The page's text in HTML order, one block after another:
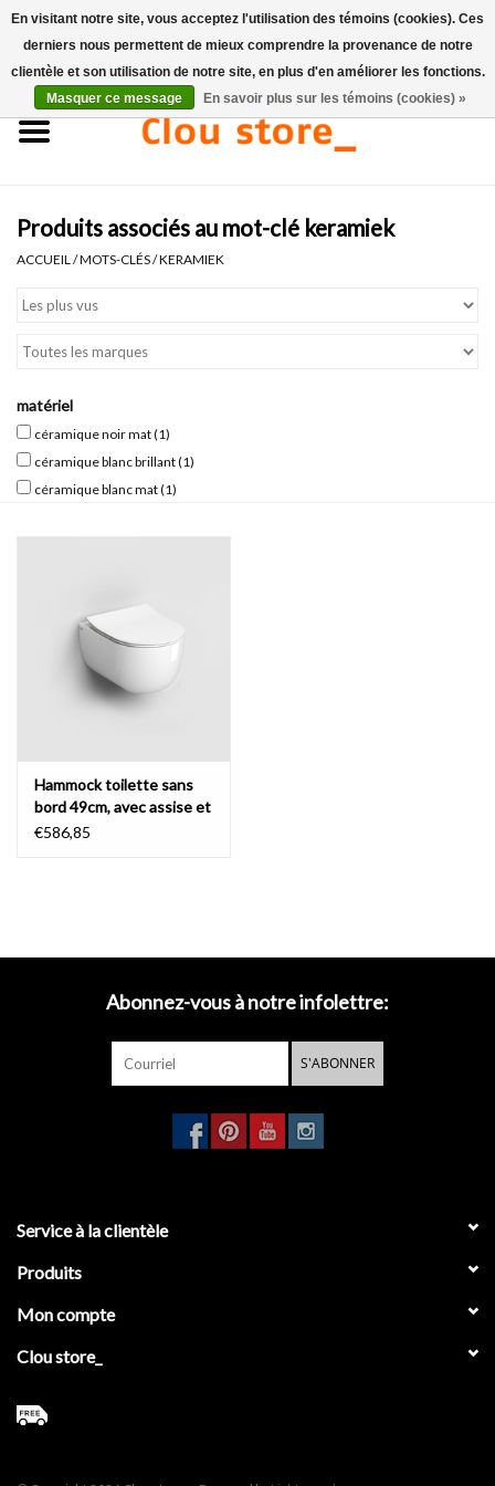
Accueil
Ensembles de lave-mains
Toilettes
Robinets & vidanges
Meubles
Miroirs
pièce de rechange
Produits associés au mot-clé keramiek
ACCUEIL /MOTS-CLÉS/KERAMIEK
matériel
céramique noir mat(1)
céramique blanc brillant(1)
céramique blanc mat(1)
Hammock toilette sans
bord 49cm, avec assise et
abattant fin
€586,85
Abonnez-vous à notre infolettre:
S'ABONNER
Service à la clientèle
Produits
Mon compte
Clou store_
En visitant notre site, vous acceptez l'utilisation des témoins (cookies). Ces
derniers nous permettent de mieux comprendre la provenance de notre
clientèle et son utilisation de notre site, en plus d'en améliorer les fonctions.
Masquer ce message
En savoir plus sur les témoins (cookies) »